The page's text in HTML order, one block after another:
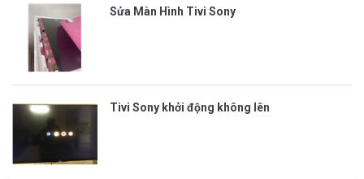
Sửa Màn Hình Tivi Sony
Tivi Sony khởi động không lên